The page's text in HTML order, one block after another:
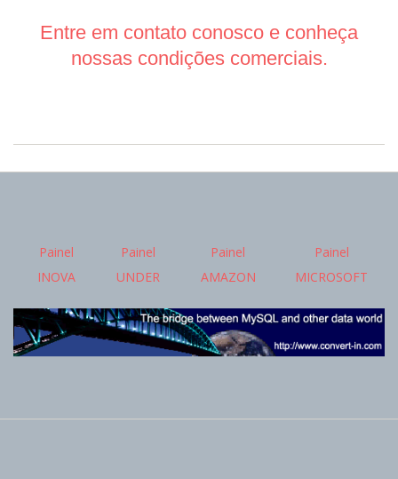
Entre em contato conosco e conheça
nossas condições comerciais.
Painel
INOVA
Painel
UNDER
Painel
AMAZON
Painel
MICROSOFT